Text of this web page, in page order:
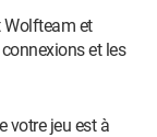
et
et les
votre jeu est à